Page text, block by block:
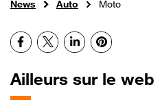
News Auto Moto
Facebook
X LinkedInPinterest
Ailleurs sur le web